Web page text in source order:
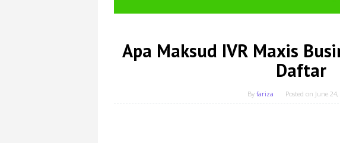
Apa Maksud IVR Maxis
Daftar
By fariza Posted on June